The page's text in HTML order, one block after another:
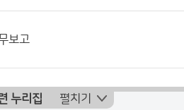
보고
누리집 펼치기